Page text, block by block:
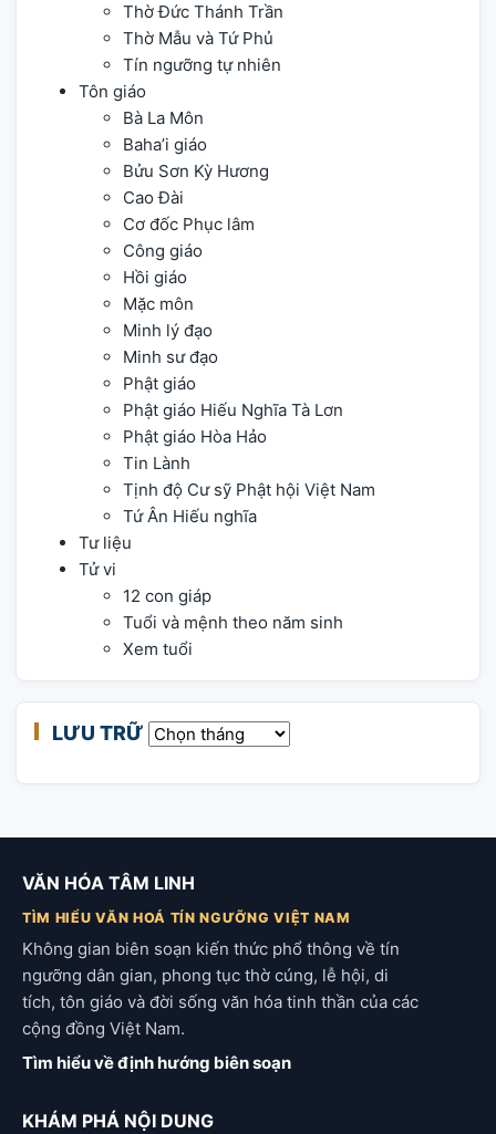
Thờ Đức Thánh Trần
Thờ Mẫu và Tứ Phủ
Tín ngưỡng tự nhiên
Tôn giáo
Bà La Môn
Baha’i giáo
Bửu Sơn Kỳ Hương
Cao Đài
Cơ đốc Phục lâm
Công giáo
Hồi giáo
Mặc môn
Minh lý đạo
Minh sư đạo
Phật giáo
Phật giáo Hiếu Nghĩa Tà Lơn
Phật giáo Hòa Hảo
Tin Lành
Tịnh độ Cư sỹ Phật hội Việt Nam
Tứ Ân Hiếu nghĩa
Tư liệu
Tử vi
12 con giáp
Tuổi và mệnh theo năm sinh
Xem tuổi
LƯU TRỮ Lưu trữ
VĂN HÓA TÂM LINH
TÌM HIỂU VĂN HOÁ TÍN NGƯỠNG VIỆT NAM
Không gian biên soạn kiến thức phổ thông về tín
ngưỡng dân gian, phong tục thờ cúng, lễ hội, di
tích, tôn giáo và đời sống văn hóa tinh thần của các
cộng đồng Việt Nam.
Tìm hiểu về định hướng biên soạn
KHÁM PHÁ NỘI DUNG